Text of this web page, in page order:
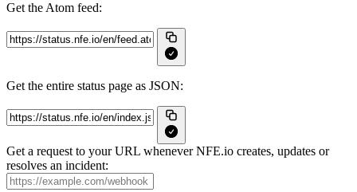
Get the Atom feed:
Get the entire status page as JSON:
Get a request to your URL whenever NFE.io creates, updates or
resolves an incident: